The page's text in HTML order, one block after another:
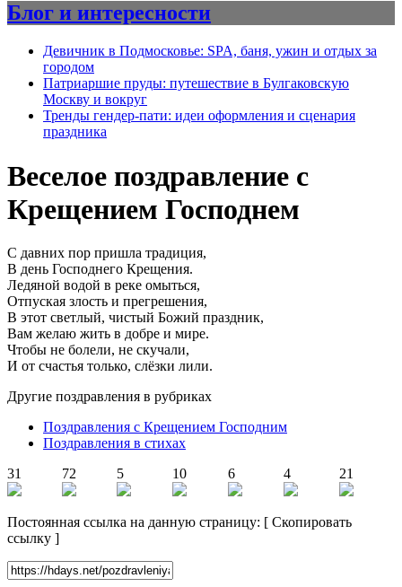
Блог и интересности
Девичник в Подмосковье: SPA, баня, ужин и отдых за
городом
Патриаршие пруды: путешествие в Булгаковскую
Москву и вокруг
Тренды гендер-пати: идеи оформления и сценария
праздника
Веселое поздравление с
Крещением Господнем
С давних пор пришла традиция,
В день Господнего Крещения.
Ледяной водой в реке омыться,
Отпуская злость и прегрешения,
В этот светлый, чистый Божий праздник,
Вам желаю жить в добре и мире.
Чтобы не болели, не скучали,
И от счастья только, слёзки лили.
Другие поздравления в рубриках
Поздравления с Крещением Господним
Поздравления в стихах
31
72 5 10 6 4 21
Постоянная ссылка на данную страницу: [ Скопировать
ссылку ]